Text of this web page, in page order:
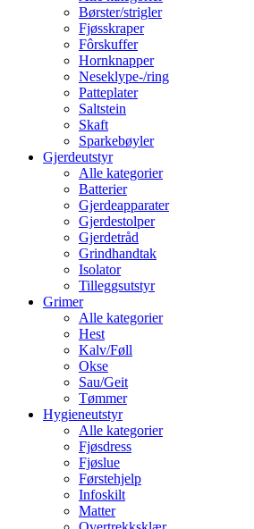
Børster/strigler
Fjøsskraper
Fôrskuffer
Hornknapper
Neseklype-/ring
Patteplater
Saltstein
Skaft
Sparkebøyler
Gjerdeutstyr
Alle kategorier
Batterier
Gjerdeapparater
Gjerdestolper
Gjerdetråd
Grindhandtak
Isolator
Tilleggsutstyr
Grimer
Alle kategorier
Hest
Kalv/Føll
Okse
Sau/Geit
Tømmer
Hygieneutstyr
Alle kategorier
Fjøsdress
Fjøslue
Førstehjelp
Infoskilt
Matter